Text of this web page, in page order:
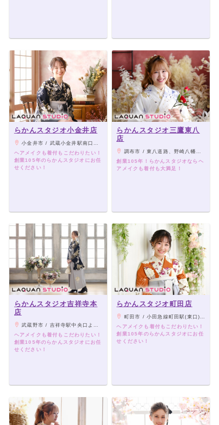
らかんスタジオ小金井店
小金井市 / 武蔵小金井駅南口より徒歩3分
ヘアメイクも着付もこだわりたい！
創業105年のらかんスタジオにお任
せください！
らかんスタジオ三鷹東八
店
調布市 / 東八道路、野崎八幡交差点近く
創業105年！らかんスタジオならヘ
アメイクも着付も大満足！
らかんスタジオ吉祥寺本
店
武蔵野市 / 吉祥寺駅中央口より徒歩2,3分、パルコ向かい側
ヘアメイクも着付もこだわりたい！
創業105年のらかんスタジオにお任
せください！
らかんスタジオ町田店
町田市 / 小田急線町田駅(東口)より徒歩7分／JR横浜線町田駅(ミーナ改札)より徒歩2分
ヘアメイクも着付もこだわりたい！
創業105年のらかんスタジオにお任
せください！